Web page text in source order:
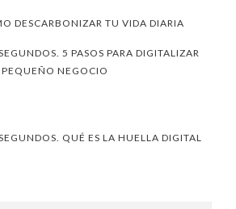
DESCARBONIZAR TU VIDA DIARIA
5 PASOS PARA DIGITALIZAR
NEGOCIO
QUÉ ES LA HUELLA DIGITAL